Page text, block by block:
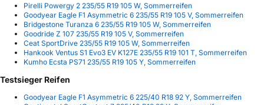
Pirelli Powergy 2 235/55 R19 105 W, Sommerreifen
Goodyear Eagle F1 Asymmetric 6 235/55 R19 105 V, Sommerreifen
Bridgestone Turanza 6 235/55 R19 105 W, Sommerreifen
Goodride Z 107 235/55 R19 105 V, Sommerreifen
Ceat SportDrive 235/55 R19 105 W, Sommerreifen
Hankook Ventus S1 Evo3 EV K127E 235/55 R19 101 T, Sommerreifen
Kumho Ecsta PS71 235/55 R19 105 Y, Sommerreifen
Testsieger Reifen
Goodyear Eagle F1 Asymmetric 6 225/40 R18 92 Y, Sommerreifen